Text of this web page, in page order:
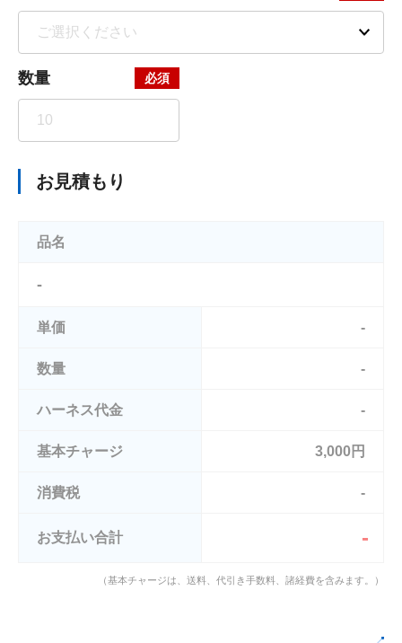
数量
お見積もり
品名
-
単価 -
数量 -
ハーネス代金 -
基本チャージ 3,000円
消費税 -
お支払い合計 -
（基本チャージは、送料、代引き手数料、諸経費を含みます。）